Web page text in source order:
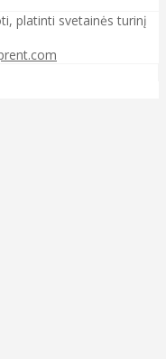
platinti svetainės turinį